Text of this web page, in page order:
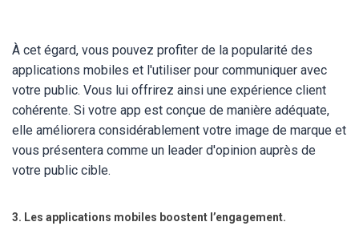
À cet égard, vous pouvez profiter de la popularité des
applications mobiles et l'utiliser pour communiquer avec
votre public. Vous lui offrirez ainsi une expérience client
cohérente. Si votre app est conçue de manière adéquate,
elle améliorera considérablement votre image de marque et
vous présentera comme un leader d'opinion auprès de
votre public cible.
3. Les applications mobiles boostent l’engagement.